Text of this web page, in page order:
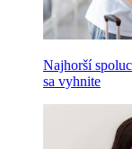
Najhorší
sa vyhnite